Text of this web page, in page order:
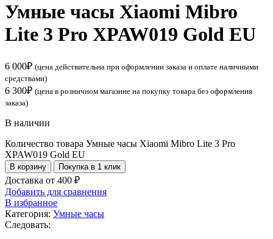
Умные часы Xiaomi Mibro
Lite 3 Pro XPAW019 Gold EU
6 000₽ (цена действительна при оформлении заказа и оплате наличными
средствами)
6 300₽ (цена в розничном магазине на покупку товара без оформления
заказа)
В наличии
Количество товара Умные часы Xiaomi Mibro Lite 3 Pro
XPAW019 Gold EU
В корзину Покупка в 1 клик
Доставка от 400 ₽
Добавить для сравнения
В избранное
Категория: Умные часы
Следовать: